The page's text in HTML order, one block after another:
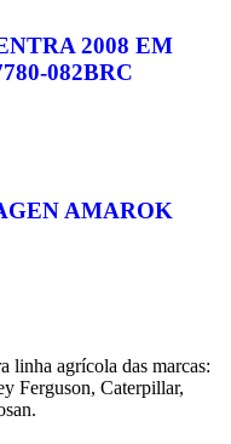
2008 EM
082BRC
AMAROK
linha agrícola das marcas:
Ferguson, Caterpillar,